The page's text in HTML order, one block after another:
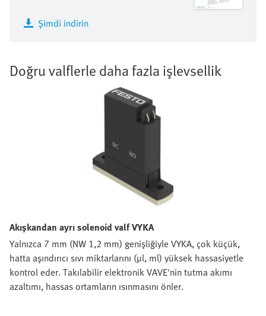
Şimdi indirin
Doğru valflerle daha fazla işlevsellik
Akışkandan ayrı solenoid valf VYKA
Yalnızca 7 mm (NW 1,2 mm) genişliğiyle VYKA, çok küçük,
hatta aşındırıcı sıvı miktarlarını (µl, ml) yüksek hassasiyetle
kontrol eder. Takılabilir elektronik VAVE'nin tutma akımı
azaltımı, hassas ortamların ısınmasını önler.